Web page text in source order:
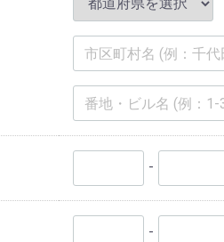
-
-